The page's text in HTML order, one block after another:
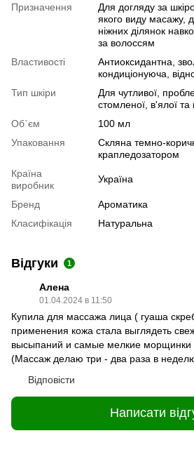
Призначення
Для догляду за
якого виду масажу,
ніжних ділянок
за волоссям
Властивості
Антиоксидантна,
кондиціонуюча,
Тип шкіри
Для чутливої,
стомленої, в'ялої та
Об`єм
100 мл
Упаковання
Скляна темно-
крапледозатором
Країна
виробник
Україна
Бренд
Ароматика
Класифікація
Натуральна
Відгуки 1
Алена
01.04.2024 в 11:50
Купила для массажа лица ( гуаша
применения кожа стала выглядеть
высыпаний и самые мелкие морщинки
(Массаж делаю три - два раза в
Відповісти
Написати